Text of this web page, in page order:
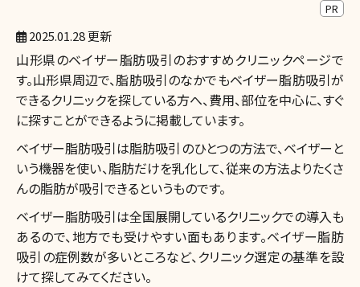
PR
2025.01.28 更新
山形県のベイザー脂肪吸引のおすすめクリニックページで
す。山形県周辺で、脂肪吸引のなかでもベイザー脂肪吸引が
できるクリニックを探している方へ、費用、部位を中心に、すぐ
に探すことができるように掲載しています。
ベイザー脂肪吸引は脂肪吸引のひとつの方法で、ベイザーと
いう機器を使い、脂肪だけを乳化して、従来の方法よりたくさ
んの脂肪が吸引できるというものです。
ベイザー脂肪吸引は全国展開しているクリニックでの導入も
あるので、地方でも受けやすい面もあります。ベイザー脂肪
吸引の症例数が多いところなど、クリニック選定の基準を設
けて探してみてください。